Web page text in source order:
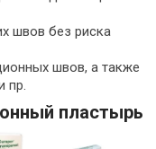
швов без риска
швов, а также
пр.
пластырь